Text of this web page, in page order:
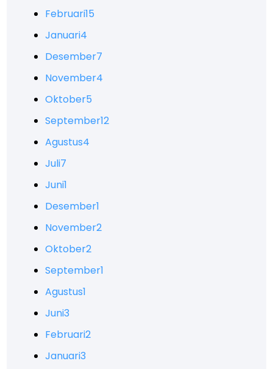
Februari15
Januari4
Desember7
November4
Oktober5
September12
Agustus4
Juli7
Juni1
Desember1
November2
Oktober2
September1
Agustus1
Juni3
Februari2
Januari3